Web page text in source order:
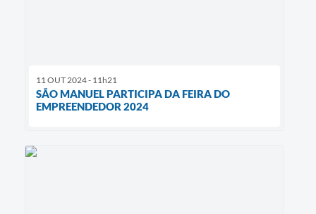
11 OUT 2024 - 11h21
SÃO MANUEL PARTICIPA DA FEIRA DO
EMPREENDEDOR 2024